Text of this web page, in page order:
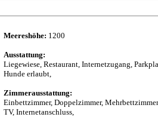
Meereshöhe: 1200
Ausstattung:
Liegewiese, Restaurant, Internetzugang,
Hunde erlaubt,
Zimmerausstattung:
Einbettzimmer, Doppelzimmer,
TV, Internetanschluss,